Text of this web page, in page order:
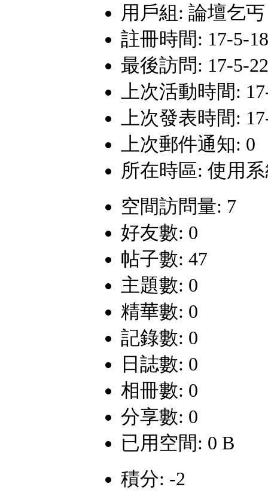
用戶組: 論壇乞丐
註冊時間: 17-5-
最後訪問: 17-5-
上次活動時間:
上次發表時間:
上次郵件通知: 0
所在時區: 使用
空間訪問量: 7
好友數: 0
帖子數: 47
主題數: 0
精華數: 0
記錄數: 0
日誌數: 0
相冊數: 0
分享數: 0
已用空間: 0 B
積分: -2